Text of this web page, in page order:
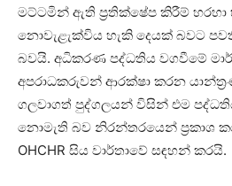
මට්ටමින් ඇති ප්‍රතික්ෂේප කිරීම්
නොවැළැක්විය හැකි දෙයක් බවට
බවයි. අධිකරණ පද්ධතිය වගවීමේ
අපරාධකරුවන් ආරක්ෂා කරන
ගලවාගත් පුද්ගලයන් විසින් එම
නොමැති බව නිරන්තරයෙන් ප්‍රකාශ
OHCHR සිය වාර්තාවේ සඳහන් කරයි.